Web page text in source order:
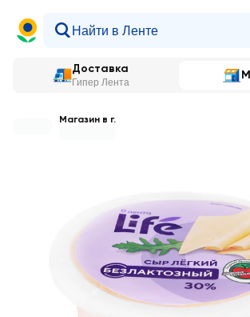
Доставка
Гипер Лента
Магазин в г.